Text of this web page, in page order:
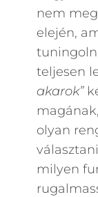
nem
elején,
teljesen
akarok”
olyan
milyen